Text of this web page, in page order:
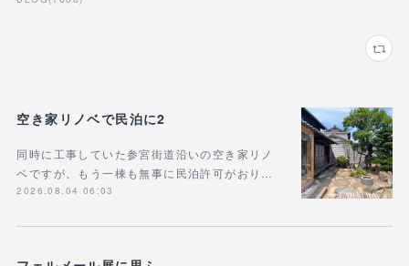
空き家リノベで民泊に2
同時に工事していた参宮街道沿いの空き家リノ
ベですが、もう一棟も無事に民泊許可がおり…
2026.08.04 06:03